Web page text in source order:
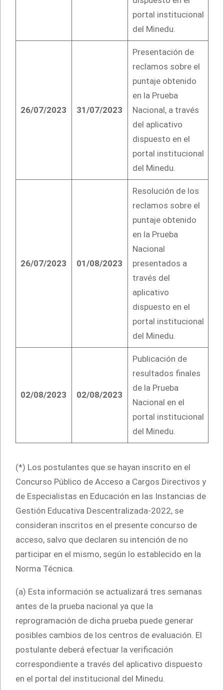
portal institucional
del Minedu.
26/07/2023 31/07/2023
Presentación de
reclamos sobre el
puntaje obtenido
en la Prueba
Nacional, a través
del aplicativo
dispuesto en el
portal institucional
del Minedu.
26/07/2023 01/08/2023
Resolución de los
reclamos sobre el
puntaje obtenido
en la Prueba
Nacional
presentados a
través del
aplicativo
dispuesto en el
portal institucional
del Minedu.
02/08/2023 02/08/2023
Publicación de
resultados finales
de la Prueba
Nacional en el
portal institucional
del Minedu.
(*) Los postulantes que se hayan inscrito en el
Concurso Público de Acceso a Cargos Directivos y
de Especialistas en Educación en las Instancias de
Gestión Educativa Descentralizada-2022, se
consideran inscritos en el presente concurso de
acceso, salvo que declaren su intención de no
participar en el mismo, según lo establecido en la
Norma Técnica.
(a) Esta información se actualizará tres semanas
antes de la prueba nacional ya que la
reprogramación de dicha prueba puede generar
posibles cambios de los centros de evaluación. El
postulante deberá efectuar la verificación
correspondiente a través del aplicativo dispuesto
en el portal del institucional del Minedu.